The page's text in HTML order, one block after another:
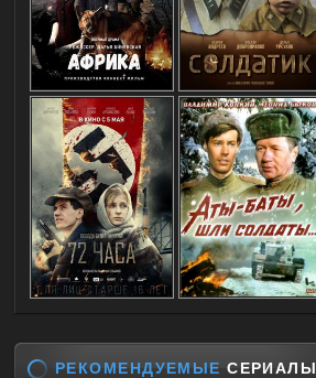
РЕКОМЕНДУЕМЫЕ СЕРИАЛЫ